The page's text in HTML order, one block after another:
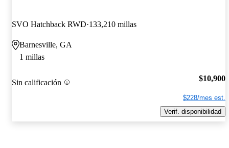
SVO Hatchback RWD 133,210 millas
Barnesville, GA
1 millas
Sin calificación $10,900
$228/mes est.
Verif. disponibilidad